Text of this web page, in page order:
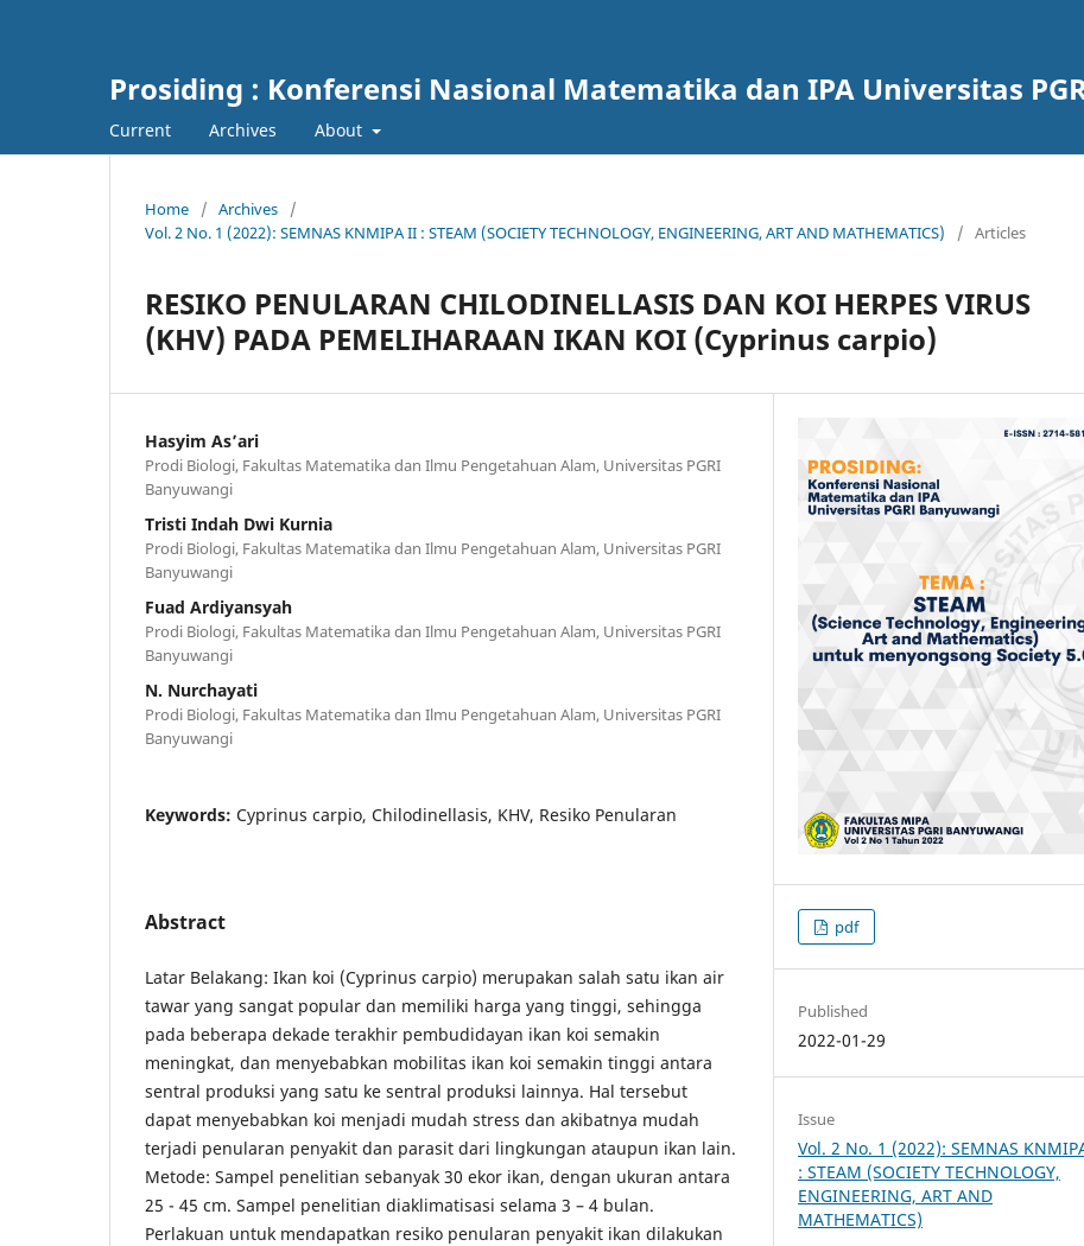
Prosiding : Konferensi Nasional Matematika dan IPA Universitas
Current Archives About
Home / Archives
/
Vol. 2 No. 1 (2022): SEMNAS KNMIPA II : STEAM (SOCIETY TECHNOLOGY, ENGINEERING, ART AND MATHEMATICS)
/ Articles
RESIKO PENULARAN CHILODINELLASIS DAN KOI HERPES VIRUS
(KHV) PADA PEMELIHARAAN IKAN KOI (Cyprinus carpio)
Hasyim As’ari
Prodi Biologi, Fakultas Matematika dan Ilmu Pengetahuan Alam, Universitas PGRI
Banyuwangi
Tristi Indah Dwi Kurnia
Prodi Biologi, Fakultas Matematika dan Ilmu Pengetahuan Alam, Universitas PGRI
Banyuwangi
Fuad Ardiyansyah
Prodi Biologi, Fakultas Matematika dan Ilmu Pengetahuan Alam, Universitas PGRI
Banyuwangi
N. Nurchayati
Prodi Biologi, Fakultas Matematika dan Ilmu Pengetahuan Alam, Universitas PGRI
Banyuwangi
Keywords: Cyprinus carpio, Chilodinellasis, KHV, Resiko Penularan
Abstract
Latar Belakang: Ikan koi (Cyprinus carpio) merupakan salah satu ikan air
tawar yang sangat popular dan memiliki harga yang tinggi, sehingga
pada beberapa dekade terakhir pembudidayan ikan koi semakin
meningkat, dan menyebabkan mobilitas ikan koi semakin tinggi antara
sentral produksi yang satu ke sentral produksi lainnya. Hal tersebut
dapat menyebabkan koi menjadi mudah stress dan akibatnya mudah
terjadi penularan penyakit dan parasit dari lingkungan ataupun ikan lain.
Metode: Sampel penelitian sebanyak 30 ekor ikan, dengan ukuran antara
25 - 45 cm. Sampel penelitian diaklimatisasi selama 3 – 4 bulan.
Perlakuan untuk mendapatkan resiko penularan penyakit ikan dilakukan
pdf
Published
2022-01-29
Issue
Vol. 2 No. 1 (2022): SEMNAS
: STEAM (SOCIETY TECHNOLOGY,
ENGINEERING, ART AND
MATHEMATICS)